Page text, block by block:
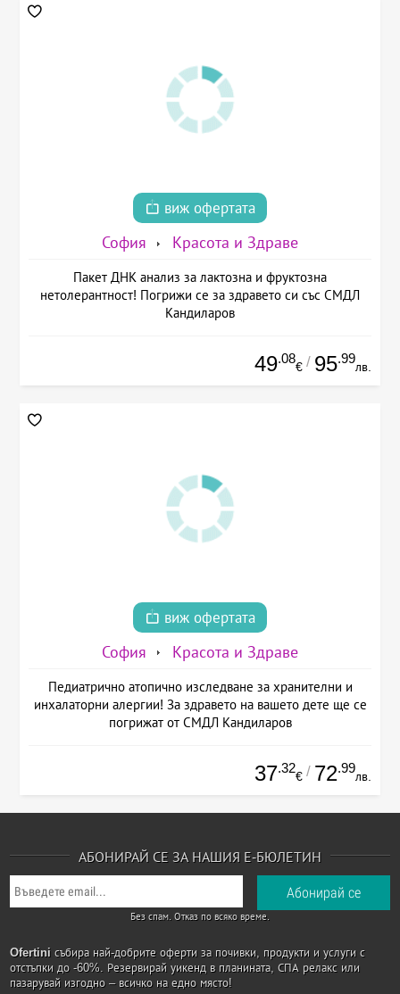
виж офертата
София Красота и Здраве
Пакет ДНК анализ за лактозна и фруктозна
нетолерантност! Погрижи се за здравето си със СМДЛ
Кандиларов
49.08
€ / 95.99
лв.
виж офертата
София Красота и Здраве
Педиатрично атопично изследване за хранителни и
инхалаторни алергии! За здравето на вашето дете ще се
погрижат от СМДЛ Кандиларов
37.32
€ / 72.99
лв.
АБОНИРАЙ СЕ ЗА НАШИЯ Е-БЮЛЕТИН
Без спам. Отказ по всяко време.
Ofertini събира най-добрите оферти за почивки, продукти и услуги с
отстъпки до -60%. Резервирай уикенд в планината, СПА релакс или
пазарувай изгодно – всичко на едно място!